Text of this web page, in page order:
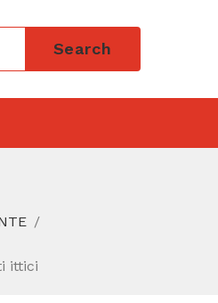
Search
ittici